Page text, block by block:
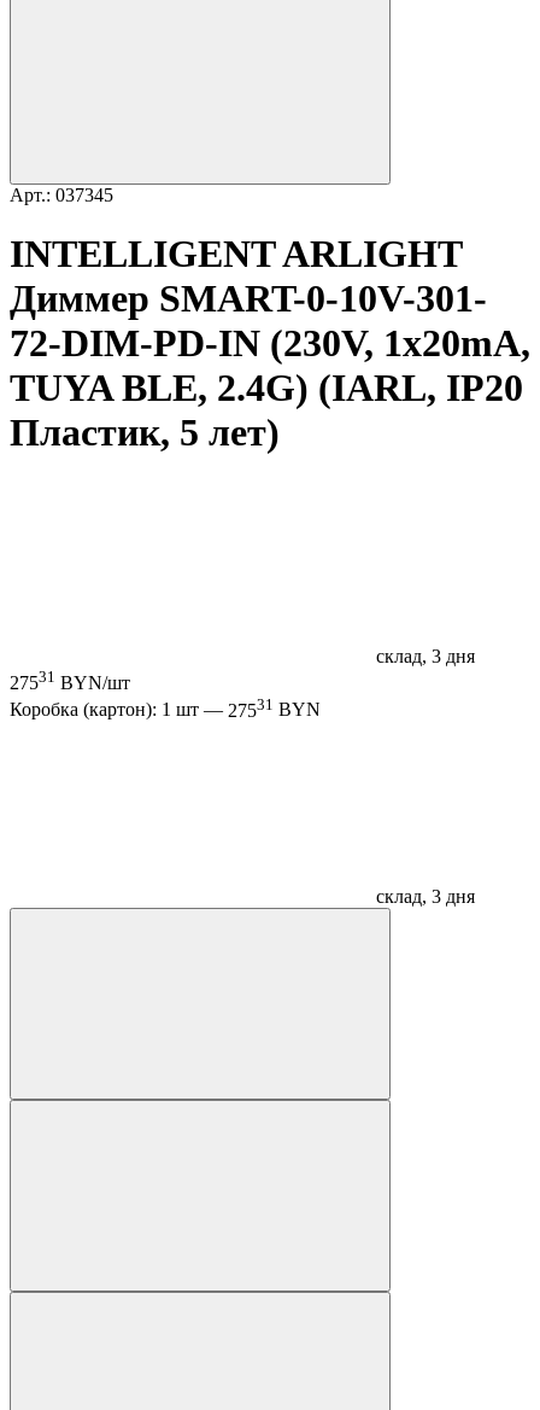
Арт.: 037345
INTELLIGENT ARLIGHT
Диммер SMART-0-10V-301-
72-DIM-PD-IN (230V, 1x20mA,
TUYA BLE, 2.4G) (IARL, IP20
Пластик, 5 лет)
склад, 3 дня
27531 BYN/шт
Коробка (картон): 1 шт — 27531 BYN
склад, 3 дня